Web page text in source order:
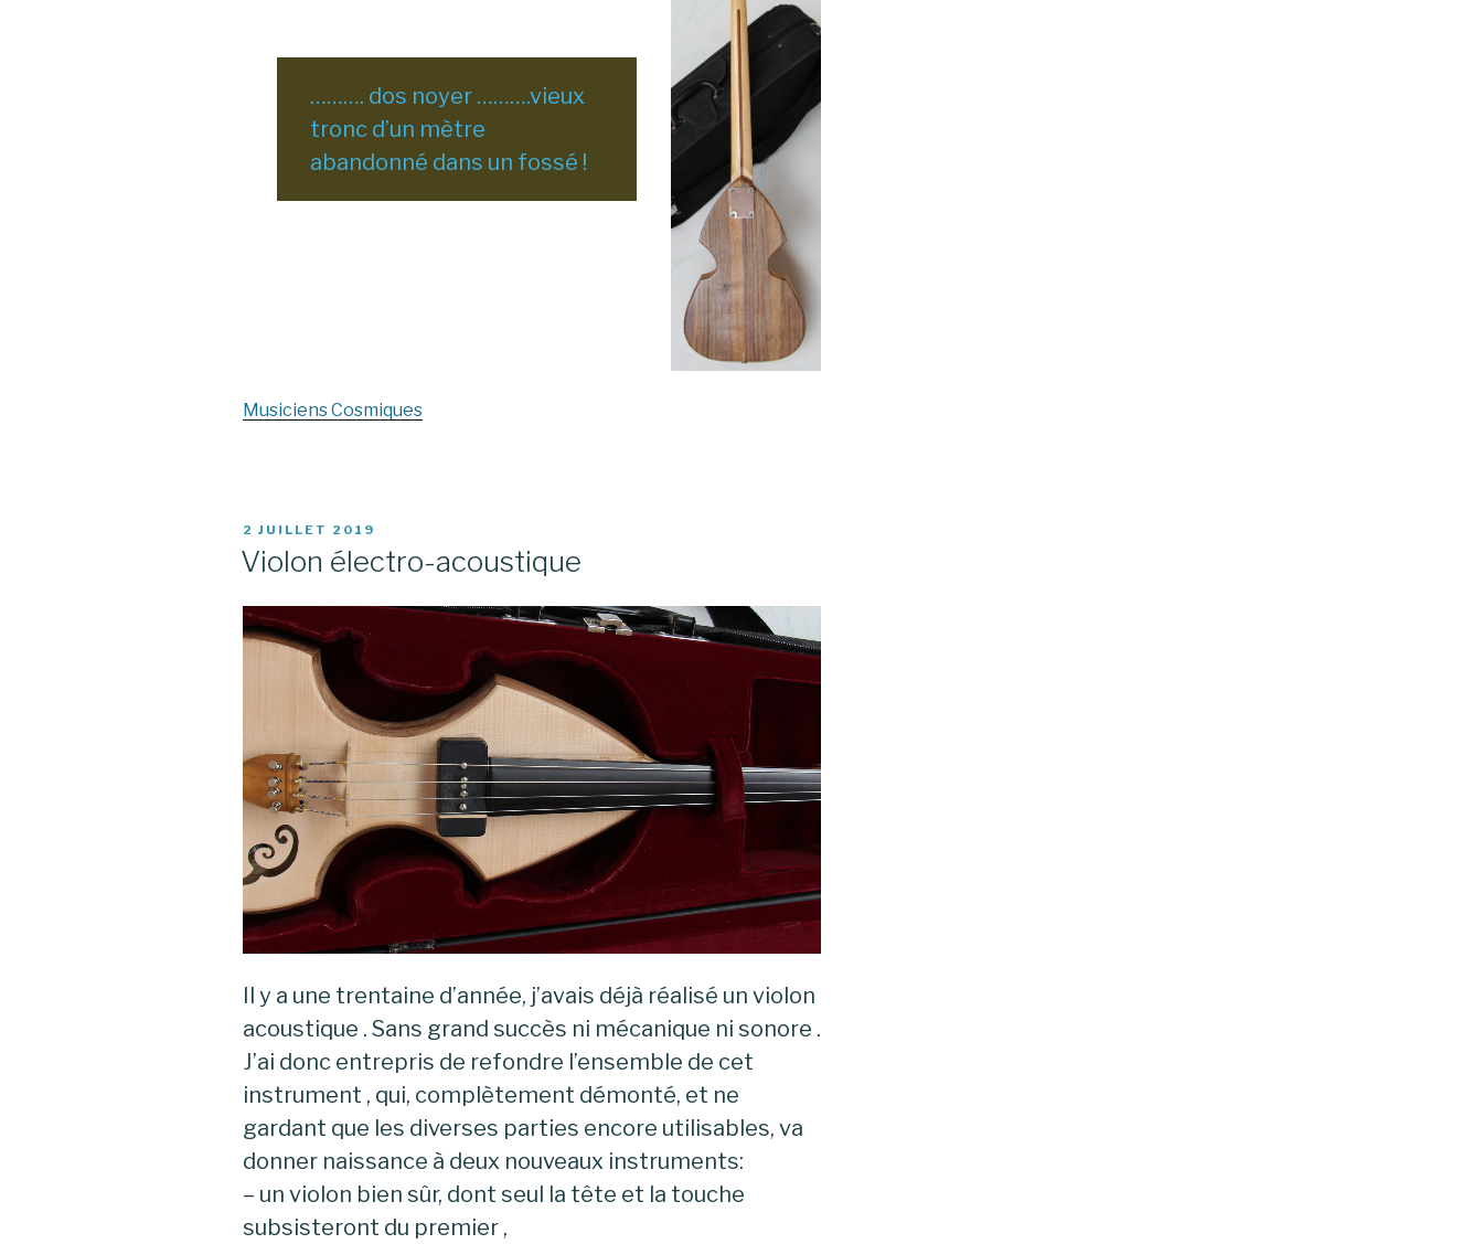
………. dos noyer ……….vieux
tronc d’un mètre
abandonné dans un fossé !
Musiciens Cosmiques
PUBLIÉ
LE
2 JUILLET 2019
Violon électro-acoustique
Il y a une trentaine d’année, j’avais déjà réalisé un violon
acoustique . Sans grand succès ni mécanique ni sonore .
J’ai donc entrepris de refondre l’ensemble de cet
instrument , qui, complètement démonté, et ne
gardant que les diverses parties encore utilisables, va
donner naissance à deux nouveaux instruments:
– un violon bien sûr, dont seul la tête et la touche
subsisteront du premier ,